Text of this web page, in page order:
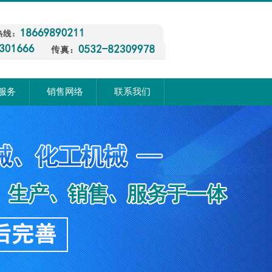
务 销售网络 联系我们